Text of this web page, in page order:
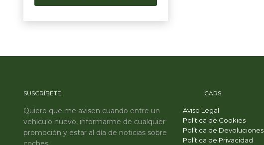
SUSCRÍBETE
Quiero que me avisen cuando entre un
vehículo nuevo, informarme de cualquier
promoción y estar al día de noticias sobre
CARS
Aviso Legal
Política de Cookies
Política de Devoluciones
Política de Privacidad